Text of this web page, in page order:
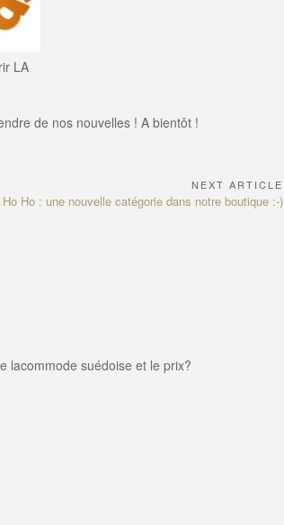
LA
de nos nouvelles ! A bientôt !
NEXT ARTICLE
Ho Ho : une nouvelle catégorie dans notre boutique :-)
lacommode suédoise et le prix?